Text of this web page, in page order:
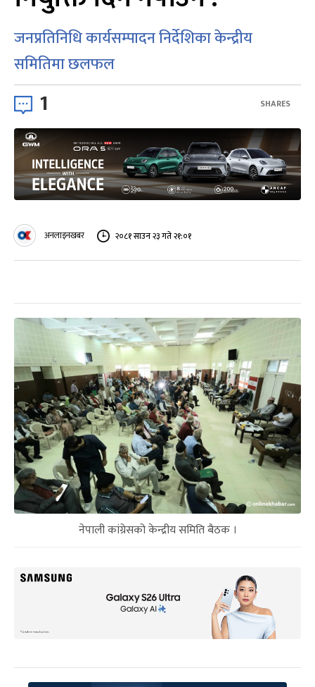
जनप्रतिनिधि कार्यसम्पादन निर्देशिका केन्द्रीय
समितिमा छलफल
1 SHARES
अनलाइनखबर २०८१ साउन २३ गते २१:०१
नेपाली कांग्रेसको केन्द्रीय समिति बैठक ।